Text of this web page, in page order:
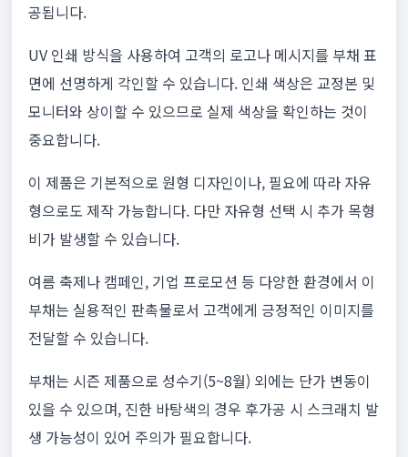
공됩니다.
UV 인쇄 방식을 사용하여 고객의 로고나 메시지를 부채 표
면에 선명하게 각인할 수 있습니다. 인쇄 색상은 교정본 및
모니터와 상이할 수 있으므로 실제 색상을 확인하는 것이
중요합니다.
이 제품은 기본적으로 원형 디자인이나, 필요에 따라 자유
형으로도 제작 가능합니다. 다만 자유형 선택 시 추가 목형
비가 발생할 수 있습니다.
여름 축제나 캠페인, 기업 프로모션 등 다양한 환경에서 이
부채는 실용적인 판촉물로서 고객에게 긍정적인 이미지를
전달할 수 있습니다.
부채는 시즌 제품으로 성수기(5~8월) 외에는 단가 변동이
있을 수 있으며, 진한 바탕색의 경우 후가공 시 스크래치 발
생 가능성이 있어 주의가 필요합니다.